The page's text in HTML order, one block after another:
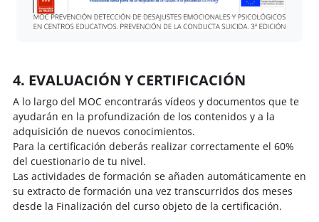
4. EVALUACIÓN Y CERTIFICACIÓN
A lo largo del MOC encontrarás vídeos y documentos que te
ayudarán en la profundización de los contenidos y a la
adquisición de nuevos conocimientos.
Para la certificación deberás realizar correctamente el 60%
del cuestionario de tu nivel.
Las actividades de formación se añaden automáticamente en
su extracto de formación una vez transcurridos dos meses
desde la Finalización del curso objeto de la certificación.